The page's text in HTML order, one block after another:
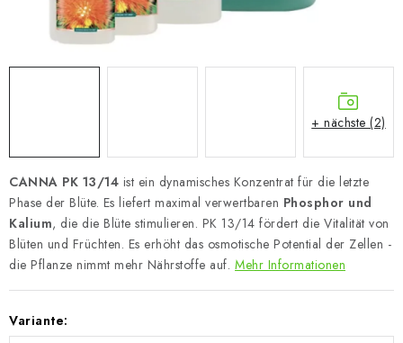
CANNA PK 13/14 ist ein dynamisches Konzentrat für die letzte
Phase der Blüte. Es liefert maximal verwertbaren Phosphor und
Kalium, die die Blüte stimulieren. PK 13/14 fördert die Vitalität von
Blüten und Früchten. Es erhöht das osmotische Potential der Zellen -
die Pflanze nimmt mehr Nährstoffe auf. Mehr Informationen
Variante:
+ nächste (2)